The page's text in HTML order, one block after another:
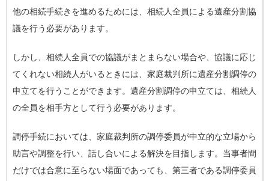
他の相続手続きを進めるためには、相続人全員による遺産分割協
議を行う必要があります。
しかし、相続人全員での協議がまとまらない場合や、協議に応じ
てくれない相続人がいるときには、家庭裁判所に遺産分割調停の
申立てを行うことができます。遺産分割調停の申立ては、相続人
の全員を相手方として行う必要があります。
調停手続においては、家庭裁判所の調停委員が中立的な立場から
助言や調整を行い、話し合いによる解決を目指します。当事者間
だけでは合意に至らない場面であっても、第三者である調停委員